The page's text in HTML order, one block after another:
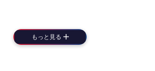
もっと見る LABEL.ARIA.PLUS